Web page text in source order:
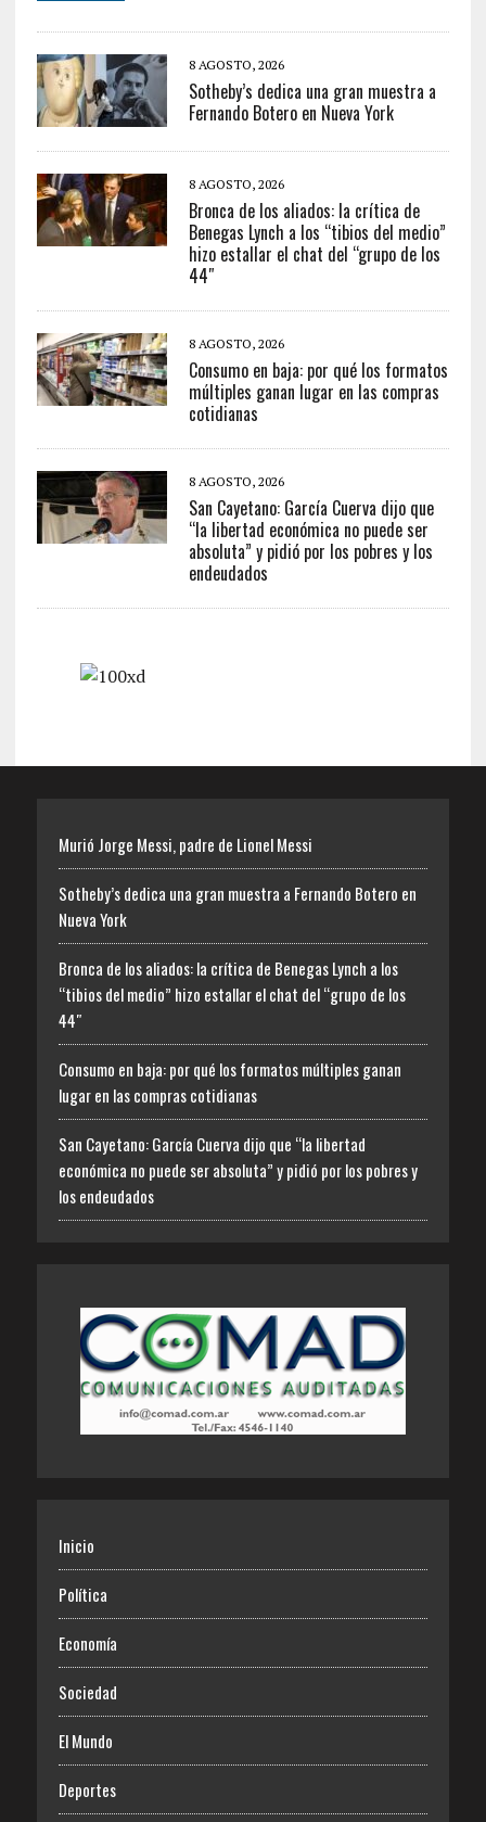
8 AGOSTO, 2026
Sotheby’s dedica una gran muestra a
Fernando Botero en Nueva York
8 AGOSTO, 2026
Bronca de los aliados: la crítica de
Benegas Lynch a los “tibios del medio”
hizo estallar el chat del “grupo de los
44″
8 AGOSTO, 2026
Consumo en baja: por qué los formatos
múltiples ganan lugar en las compras
cotidianas
8 AGOSTO, 2026
San Cayetano: García Cuerva dijo que
“la libertad económica no puede ser
absoluta” y pidió por los pobres y los
endeudados
Murió Jorge Messi, padre de Lionel Messi
Sotheby’s dedica una gran muestra a Fernando Botero en
Nueva York
Bronca de los aliados: la crítica de Benegas Lynch a los
“tibios del medio” hizo estallar el chat del “grupo de los
44″
Consumo en baja: por qué los formatos múltiples ganan
lugar en las compras cotidianas
San Cayetano: García Cuerva dijo que “la libertad
económica no puede ser absoluta” y pidió por los pobres y
los endeudados
Inicio
Política
Economía
Sociedad
El Mundo
Deportes